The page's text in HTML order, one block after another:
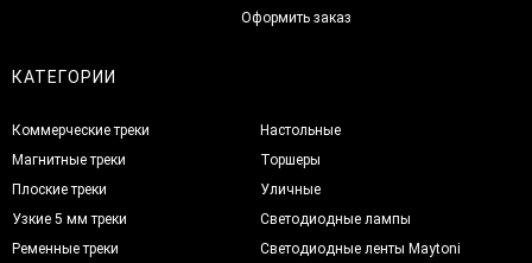
Оформить заказ
КАТЕГОРИИ
Коммерческие треки
Магнитные треки
Плоские треки
Узкие 5 мм треки
Ременные треки
Настольные
Торшеры
Уличные
Светодиодные лампы
Светодиодные ленты Maytoni